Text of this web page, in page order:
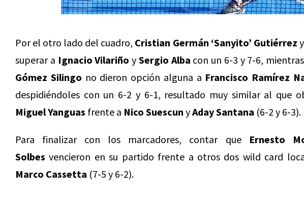
Por el otro lado del cuadro, Cristian Germán ‘Sanyito’ Gutiérrez y
superar a Ignacio Vilariño y Sergio Alba con un 6-3 y 7-6,
Gómez Silingo no dieron opción alguna a Francisco Ramírez
despidiéndoles con un 6-2 y 6-1, resultado muy similar al que
Miguel Yanguas frente a Nico Suescun yAday Santana (6-2 y 6-3).
Para finalizar con los marcadores, contar que Ernesto
Solbesvencieron en su partido frente a otros dos wild card
Marco Cassetta (7-5 y 6-2).